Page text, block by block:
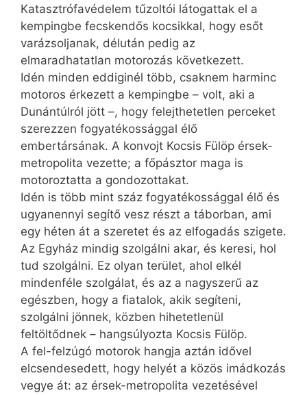
Katasztrófavédelem tűzoltói látogattak el a
kempingbe fecskendős kocsikkal, hogy esőt
varázsoljanak, délután pedig az
elmaradhatatlan motorozás következett.
Idén minden eddiginél több, csaknem harminc
motoros érkezett a kempingbe – volt, aki a
Dunántúlról jött –, hogy felejthetetlen perceket
szerezzen fogyatékossággal élő
embertársának. A konvojt Kocsis Fülöp érsek-
metropolita vezette; a főpásztor maga is
motoroztatta a gondozottakat.
Idén is több mint száz fogyatékossággal élő és
ugyanennyi segítő vesz részt a táborban, ami
egy héten át a szeretet és az elfogadás szigete.
Az Egyház mindig szolgálni akar, és keresi, hol
tud szolgálni. Ez olyan terület, ahol elkél
mindenféle szolgálat, és az a nagyszerű az
egészben, hogy a fiatalok, akik segíteni,
szolgálni jönnek, közben hihetetlenül
feltöltődnek – hangsúlyozta Kocsis Fülöp.
A fel-felzúgó motorok hangja aztán idővel
elcsendesedett, hogy helyét a közös imádkozás
vegye át: az érsek-metropolita vezetésével